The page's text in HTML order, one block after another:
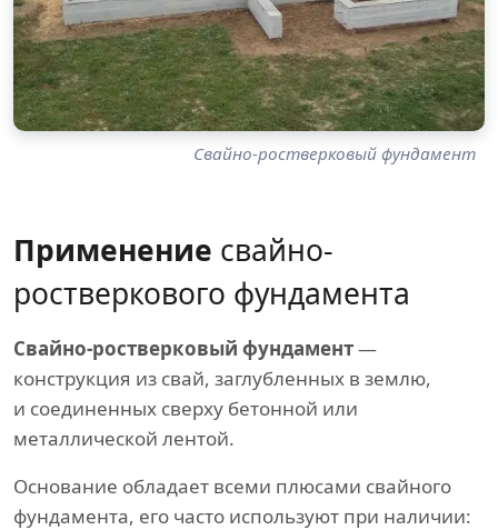
Свайно-ростверковый фундамент
Применение свайно-
ростверкового фундамента
Свайно-ростверковый фундамент—
конструкция из свай, заглубленных в землю,
и соединенных сверху бетонной или
металлической лентой.
Основание обладает всеми плюсами свайного
фундамента, его часто используют при наличии: